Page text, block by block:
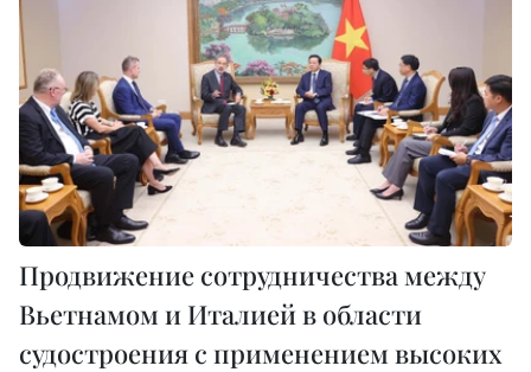
Продвижение сотрудничества между
Вьетнамом и Италией в области
судостроения с применением высоких